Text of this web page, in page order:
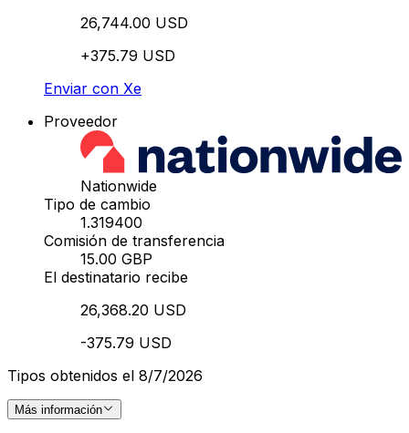
26,744.00 USD
+375.79 USD
Enviar con Xe
Proveedor
Nationwide
Tipo de cambio
1.319400
Comisión de transferencia
15.00 GBP
El destinatario recibe
26,368.20 USD
-375.79 USD
Tipos obtenidos el 8/7/2026
Más información